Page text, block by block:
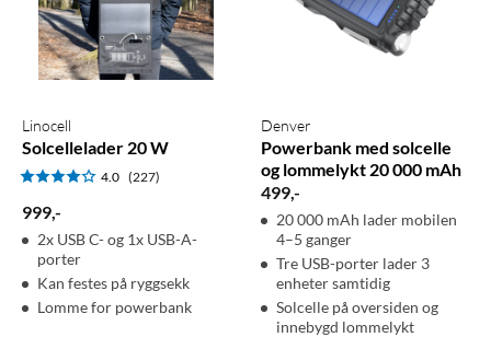
Linocell
Solcellelader 20 W
4.0 (227)
999,-
2x USB C- og 1x USB-A-
porter
Kan festes på ryggsekk
Lomme for powerbank
Denver
Powerbank med solcelle
og lommelykt 20 000 mAh
499,-
20 000 mAh lader mobilen
4–5 ganger
Tre USB-porter lader 3
enheter samtidig
Solcelle på oversiden og
innebygd lommelykt